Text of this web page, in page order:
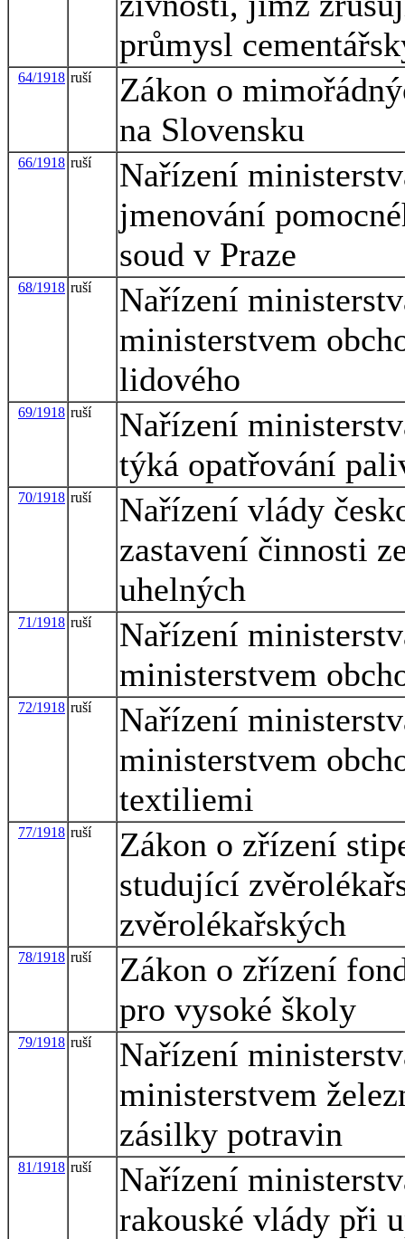
průmysl
64/1918 ruší
Zákon o
na Slovensku
66/1918 ruší
Nařízení
jmenování
soud v Praze
68/1918 ruší
Nařízení
ministerstvem
lidového
69/1918 ruší
Nařízení
týká opatřování
70/1918 ruší
Nařízení vlády
zastavení činnosti
uhelných
71/1918 ruší
Nařízení
ministerstvem
72/1918 ruší
Nařízení
ministerstvem
textiliemi
77/1918 ruší
Zákon o zřízení
studující
zvěrolékařských
78/1918 ruší
Zákon o zřízení
pro vysoké školy
79/1918 ruší
Nařízení
ministerstvem
zásilky potravin
81/1918 ruší
Nařízení
rakouské vlády při